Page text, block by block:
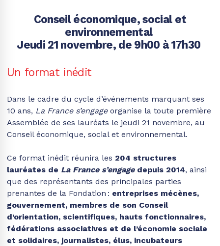
Conseil économique, social et
environnemental
Jeudi 21 novembre, de 9h00 à 17h30
Un format inédit
Dans le cadre du cycle d’événements marquant ses
10 ans, La France s’engageorganise la toute première
Assemblée de ses lauréats le jeudi 21 novembre, au
Conseil économique, social et environnemental.
Ce format inédit réunira les 204 structures
lauréates de La France s’engagedepuis 2014, ainsi
que des représentants des principales parties
prenantes de la Fondation : entreprises mécènes,
gouvernement, membres de son Conseil
d’orientation, scientifiques, hauts fonctionnaires,
fédérations associatives et de l’économie sociale
et solidaires, journalistes, élus, incubateurs